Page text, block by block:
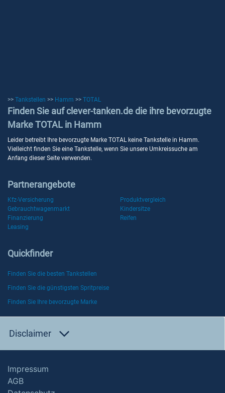
>> Tankstellen >> Hamm >> TOTAL
Finden Sie auf clever-tanken.de die ihre bevorzugte
Marke TOTAL in Hamm
Leider betreibt Ihre bevorzugte Marke TOTAL keine Tankstelle in Hamm.
Vielleicht finden Sie eine Tankstelle, wenn Sie unsere Umkreissuche am
Anfang dieser Seite verwenden.
Partnerangebote
Kfz-Versicherung
Produktvergleich
Gebrauchtwagenmarkt
Kindersitze
Finanzierung
Reifen
Leasing
Quickfinder
Finden Sie die besten Tankstellen
Finden Sie die günstigsten Spritpreise
Finden Sie Ihre bevorzugte Marke
Disclaimer
Impressum
AGB